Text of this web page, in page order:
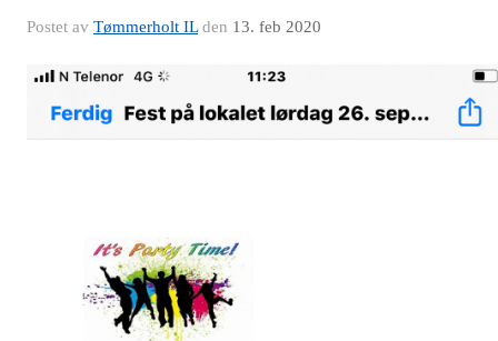
Postet av Tømmerholt ILden 13. feb 2020